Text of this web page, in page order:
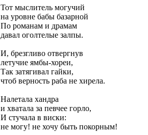
Тот мыслитель могучий
на уровне бабы базарной
По романам и драмам
давал оголтелые залпы.
И, брезгливо отвергнув
летучие ямбы-хореи,
Так затягивал гайки,
чтоб верность раба не хирела.
Налетала хандра
и хватала за певчее горло,
И стучала в виски:
не могу! не хочу быть покорным!